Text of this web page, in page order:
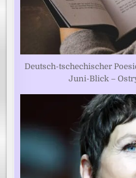
Deutsch-tschechischer
Juni-Blick –